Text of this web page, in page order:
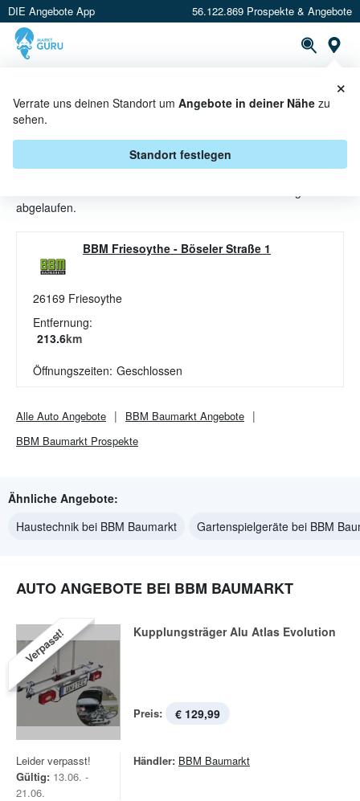
DIE Angebote App 56.122.869 Prospekte & Angebote
Verrate uns deinen Standort um Angebote in deiner Nähe zu
sehen.
Standort festlegen
×
AUTO ANGEBOTE & AKTIONEN
BEI BBM BAUMARKT
abgelaufen.
BBM Friesoythe - Böseler Straße 1
26169 Friesoythe
Entfernung:
213.6km
Öffnungszeiten: Geschlossen
Alle Auto Angebote BBM Baumarkt Angebote
BBM Baumarkt Prospekte
Ähnliche Angebote:
Haustechnik bei BBM Baumarkt
Gartenspielgeräte bei BBM
AUTO ANGEBOTE BEI BBM BAUMARKT
Verpasst! Kupplungsträger Alu Atlas Evolution
Preis: € 129,99
Leider verpasst!
Gültig: 13.06. -
21.06.
Händler: BBM Baumarkt